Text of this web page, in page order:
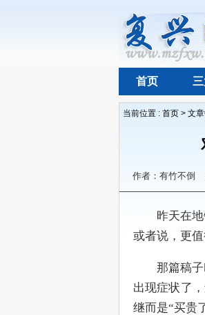
首页
当前位置 : 首页 > 文
作者：有竹不倒
昨天在地铁
或者说，更值
那篇稿子叫
出现症状了
继而是“买贵